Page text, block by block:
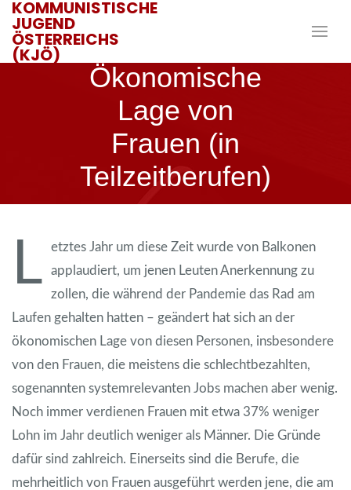
KOMMUNISTISCHE
JUGEND
ÖSTERREICHS
(KJÖ)
Ökonomische
Lage von
Frauen (in
Teilzeitberufen)
L
etztes Jahr um diese Zeit wurde von Balkonen
applaudiert, um jenen Leuten Anerkennung zu
zollen, die während der Pandemie das Rad am
Laufen gehalten hatten – geändert hat sich an der
ökonomischen Lage von diesen Personen, insbesondere
von den Frauen, die meistens die schlechtbezahlten,
sogenannten systemrelevanten Jobs machen aber wenig.
Noch immer verdienen Frauen mit etwa 37% weniger
Lohn im Jahr deutlich weniger als Männer. Die Gründe
dafür sind zahlreich. Einerseits sind die Berufe, die
mehrheitlich von Frauen ausgeführt werden jene, die am